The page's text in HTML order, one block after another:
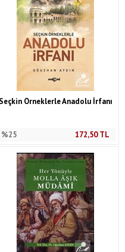
Seçkin Örneklerle Anadolu İrfanı
%25 172,50TL